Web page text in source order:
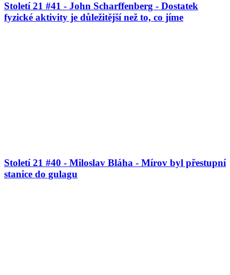
Století 21 #41 - John Scharffenberg - Dostatek
fyzické aktivity je důležitější než to, co jíme
Století 21 #40 - Miloslav Bláha - Mírov byl přestupní
stanice do gulagu